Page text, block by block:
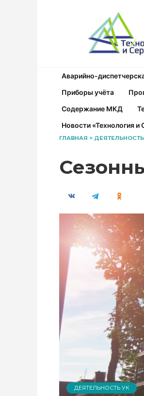
Аварийно-
Приборы учёта
Содержание МКД
Новости «Технология и
ГЛАВНАЯ >
ДЕЯТЕЛЬНОСТЬ УК